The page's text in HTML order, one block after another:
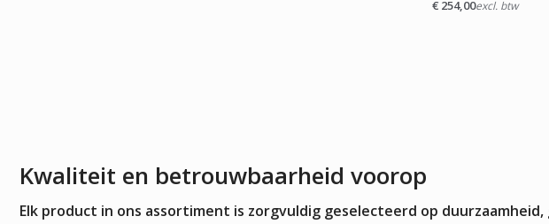
€254,00excl. btw
Kwaliteit en betrouwbaarheid voorop
Elk product in ons assortiment is zorgvuldig geselecteerd op